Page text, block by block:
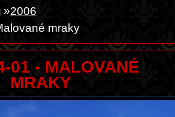
2006
mraky
01 - MALOVANÉ
MRAKY